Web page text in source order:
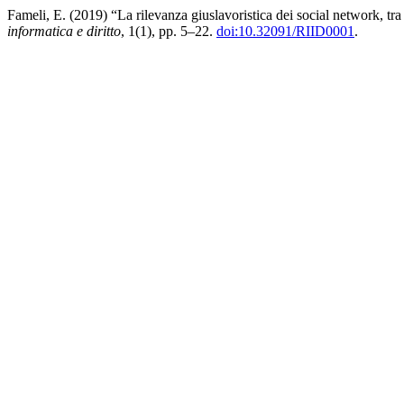
Fameli, E. (2019) “La rilevanza giuslavoristica dei social network,
informatica e diritto, 1(1), pp. 5–22. doi:10.32091/RIID0001 .